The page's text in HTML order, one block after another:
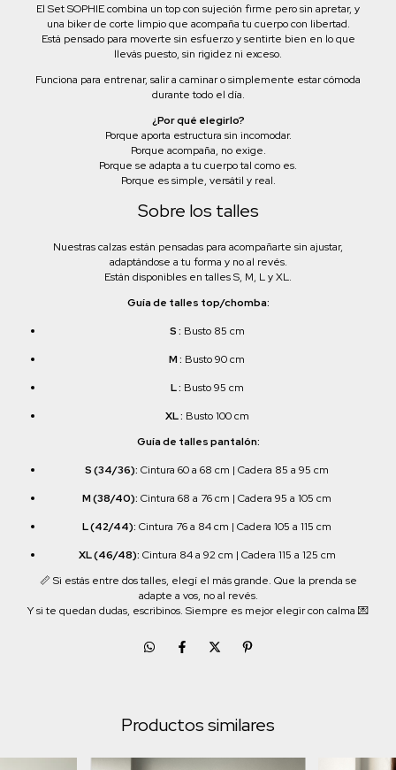
El Set SOPHIE combina un top con sujeción firme pero sin apretar, y
una biker de corte limpio que acompaña tu cuerpo con libertad.
Está pensado para moverte sin esfuerzo y sentirte bien en lo que
llevás puesto, sin rigidez ni exceso.
Funciona para entrenar, salir a caminar o simplemente estar cómoda
durante todo el día.
¿Por qué elegirlo?
Porque aporta estructura sin incomodar.
Porque acompaña, no exige.
Porque se adapta a tu cuerpo tal como es.
Porque es simple, versátil y real.
Sobre los talles
Nuestras calzas están pensadas para acompañarte sin ajustar,
adaptándose a tu forma y no al revés.
Están disponibles en talles S, M, L y XL.
Guía de talles top/chomba:
S : Busto 85 cm
M : Busto 90 cm
L : Busto 95 cm
XL : Busto 100 cm
Guía de talles pantalón:
S (34/36): Cintura 60 a 68 cm | Cadera 85 a 95 cm
M (38/40): Cintura 68 a 76 cm | Cadera 95 a 105 cm
L (42/44): Cintura 76 a 84 cm | Cadera 105 a 115 cm
XL (46/48): Cintura 84 a 92 cm | Cadera 115 a 125 cm
📏 Si estás entre dos talles, elegí el más grande. Que la prenda se
adapte a vos, no al revés.
Y si te quedan dudas, escribinos. Siempre es mejor elegir con calma 💌
Productos similares